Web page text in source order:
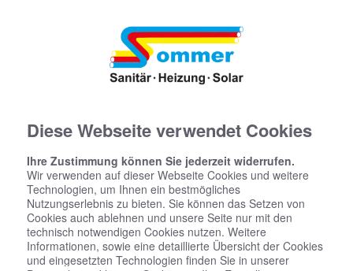
Diese Webseite verwendet Cookies
Ihre Zustimmung können Sie jederzeit widerrufen.
Wir verwenden auf dieser Webseite Cookies und weitere
Technologien, um Ihnen ein bestmögliches
Nutzungserlebnis zu bieten. Sie können das Setzen von
Cookies auch ablehnen und unsere Seite nur mit den
technisch notwendigen Cookies nutzen. Weitere
Informationen, sowie eine detaillierte Übersicht der Cookies
und eingesetzten Technologien finden Sie in unserer